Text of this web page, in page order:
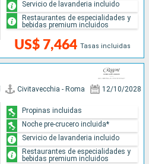
US$ 7,464 Tasas incluidas
Servicio de lavanderia incluido
Restaurantes de especialidades y
bebidas premium incluidos
Civitavecchia - Roma 12/10/2028
Propinas incluidas
Noche pre-crucero incluida*
Servicio de lavanderia incluido
Restaurantes de especialidades y
bebidas premium incluidos